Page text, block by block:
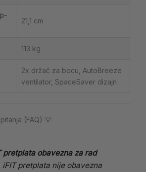
21,1 cm
113 kg
2x držač za bocu, AutoBreeze
ventilator, SpaceSaver dizajn
(FAQ) 💡
pretplata obavezna za rad
pretplata nije obavezna